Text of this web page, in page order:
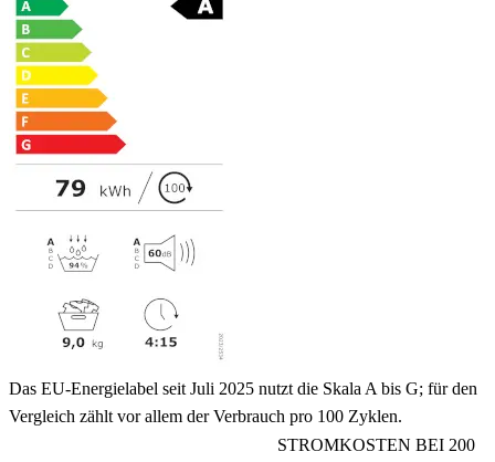
Das EU-Energielabel seit Juli 2025 nutzt die Skala A bis G; für den
Vergleich zählt vor allem der Verbrauch pro 100 Zyklen.
STROMKOSTEN BEI 200